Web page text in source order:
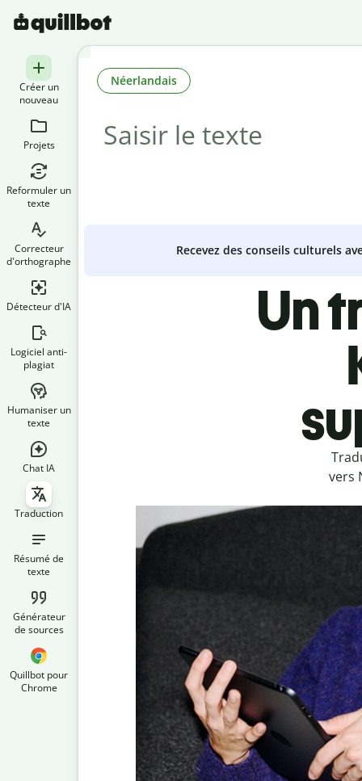
Créer un
nouveau
Projets
Reformuler un
texte
Correcteur
d'orthographe
Détecteur d'IA
Logiciel anti-
plagiat
Humaniser un
texte
Chat IA
Traduction
Résumé de
texte
Générateur
de sources
Quillbot pour
Chrome
Néerlandais
Recevez des conseils culturels
Un
vers